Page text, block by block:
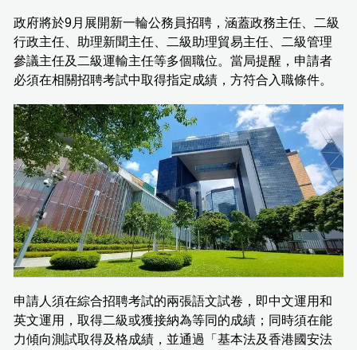
政府將於9月展開新一輪公務員招聘，涵蓋政務主任、二級
行政主任、助理新聞主任、二級助理貿易主任、二級管理
參議主任及二級運輸主任等多個職位。當局提醒，申請者
必須在相關招聘考試中取得指定成績，方符合入職條件。
申請人須在綜合招聘考試的兩張語文試卷，即中文運用和
英文運用，取得二級或獲接納為等同的成績；同時須在能
力傾向測試取得及格成績，並通過「基本法及香港國安法